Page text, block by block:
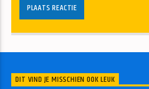
DIT VIND JE MISSCHIEN OOK LEUK